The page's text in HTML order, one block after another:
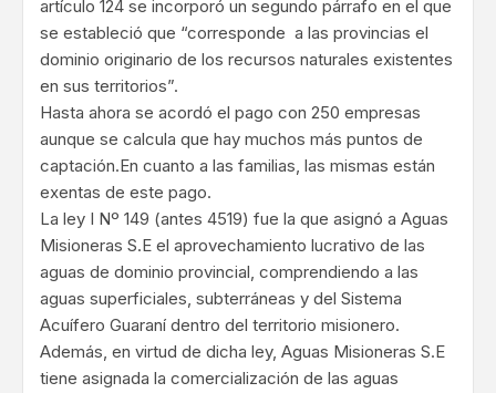
artículo 124 se incorporó un segundo párrafo en el que
se estableció que “corresponde a las provincias el
dominio originario de los recursos naturales existentes
en sus territorios”.
Hasta ahora se acordó el pago con 250 empresas
aunque se calcula que hay muchos más puntos de
captación.En cuanto a las familias, las mismas están
exentas de este pago.
La ley I Nº 149 (antes 4519) fue la que asignó a Aguas
Misioneras S.E el aprovechamiento lucrativo de las
aguas de dominio provincial, comprendiendo a las
aguas superficiales, subterráneas y del Sistema
Acuífero Guaraní dentro del territorio misionero.
Además, en virtud de dicha ley, Aguas Misioneras S.E
tiene asignada la comercialización de las aguas